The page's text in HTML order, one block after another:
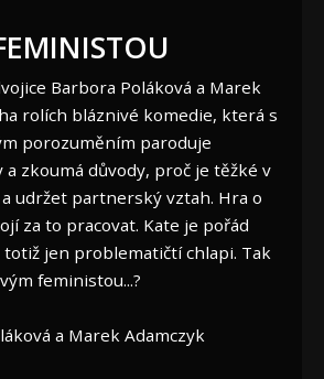
Barbora Poláková a Marek
rolích bláznivé komedie, která s
porozuměním paroduje
zkoumá důvody, proč je těžké v
udržet partnerský vztah. Hra o
za to pracovat. Kate je pořád
jen problematičtí chlapi. Tak
feministou...?
a Marek Adamczyk